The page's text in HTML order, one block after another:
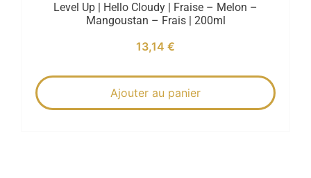
Level Up | Hello Cloudy | Fraise – Melon –
Mangoustan – Frais | 200ml
13,14 €
Ajouter au panier